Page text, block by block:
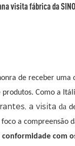
visita fábrica da
de receber uma
Como a
a visita da
a compreensão
conformidade com